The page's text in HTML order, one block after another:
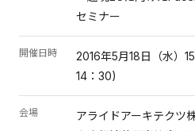
セミナー
開催日時
2016年5月18日（水）
14：30)
会場
アライドアーキテクツ